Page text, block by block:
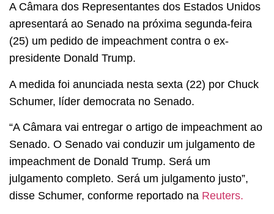
A Câmara dos Representantes dos Estados Unidos
apresentará ao Senado na próxima segunda-feira
(25) um pedido de impeachment contra o ex-
presidente Donald Trump.
A medida foi anunciada nesta sexta (22) por Chuck
Schumer, líder democrata no Senado.
“A Câmara vai entregar o artigo de impeachment ao
Senado. O Senado vai conduzir um julgamento de
impeachment de Donald Trump. Será um
julgamento completo. Será um julgamento justo”,
disse Schumer, conforme reportado na Reuters.